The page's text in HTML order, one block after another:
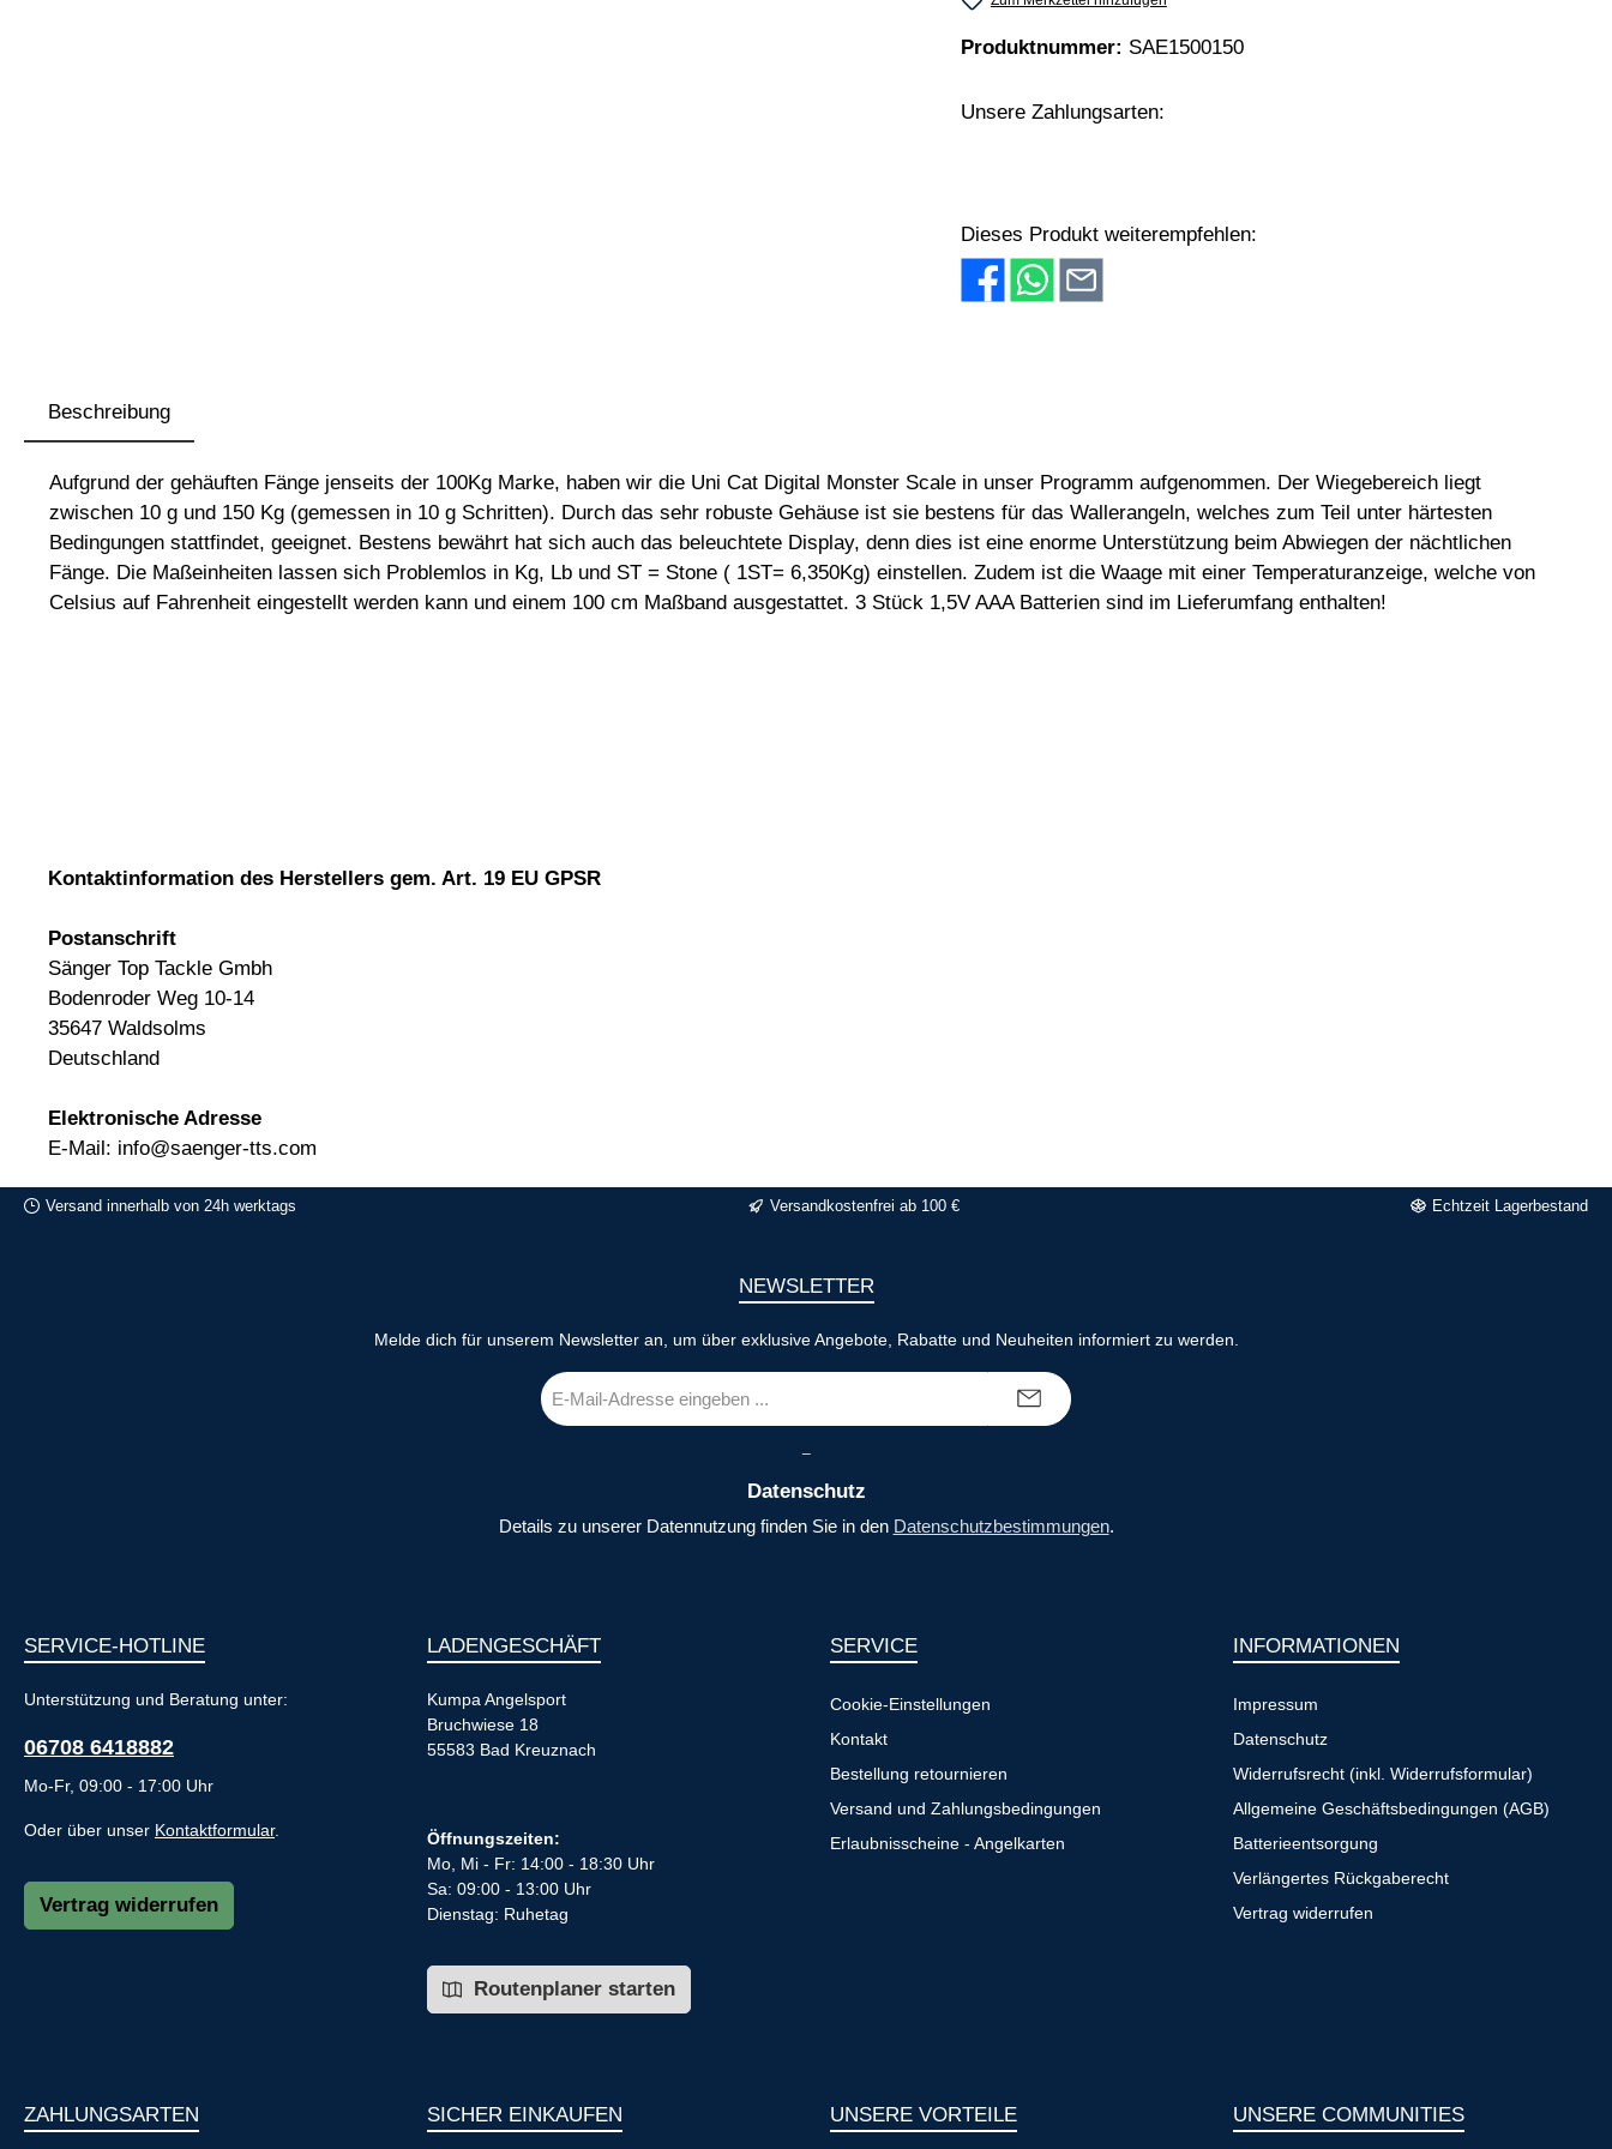
Produktnummer: SAE1500150
Unsere Zahlungsarten:
Dieses Produkt weiterempfehlen:
Beschreibung
Aufgrund der gehäuften Fänge jenseits der 100Kg Marke, haben wir die Uni Cat Digital Monster Scale in unser Programm aufgenommen. Der Wiegebereich liegt
zwischen 10 g und 150 Kg (gemessen in 10 g Schritten). Durch das sehr robuste Gehäuse ist sie bestens für das Wallerangeln, welches zum Teil unter härtesten
Bedingungen stattfindet, geeignet. Bestens bewährt hat sich auch das beleuchtete Display, denn dies ist eine enorme Unterstützung beim Abwiegen der nächtlichen
Fänge. Die Maßeinheiten lassen sich Problemlos in Kg, Lb und ST = Stone ( 1ST= 6,350Kg) einstellen. Zudem ist die Waage mit einer Temperaturanzeige, welche von
Celsius auf Fahrenheit eingestellt werden kann und einem 100 cm Maßband ausgestattet. 3 Stück 1,5V AAA Batterien sind im Lieferumfang enthalten!
Kontaktinformation des Herstellers gem. Art. 19 EU GPSR
Postanschrift
Sänger Top Tackle Gmbh
Bodenroder Weg 10-14
35647 Waldsolms
Deutschland
Elektronische Adresse
E-Mail: info@saenger-tts.com
Versand innerhalb von 24h werktags Versandkostenfrei ab 100 € Echtzeit Lagerbestand
NEWSLETTER
Melde dich für unserem Newsletter an, um über exklusive Angebote, Rabatte und Neuheiten informiert zu werden.
E-
Mail-
Datenschutz
Details zu unserer Datennutzung finden Sie in den Datenschutzbestimmungen.
SERVICE-HOTLINE
Unterstützung und Beratung unter:
06708 6418882
Mo-Fr, 09:00 - 17:00 Uhr
Oder über unser Kontaktformular.
Vertrag widerrufen
LADENGESCHÄFT
Kumpa Angelsport
Bruchwiese 18
55583 Bad Kreuznach
Öffnungszeiten:
Mo, Mi - Fr: 14:00 - 18:30 Uhr
Sa: 09:00 - 13:00 Uhr
Dienstag: Ruhetag
Routenplaner starten
SERVICE
Cookie-Einstellungen
Kontakt
Bestellung retournieren
Versand und Zahlungsbedingungen
Erlaubnisscheine - Angelkarten
INFORMATIONEN
Impressum
Datenschutz
Widerrufsrecht (inkl. Widerrufsformular)
Allgemeine Geschäftsbedingungen (AGB)
Batterieentsorgung
Verlängertes Rückgaberecht
Vertrag widerrufen
ZAHLUNGSARTEN SICHER EINKAUFEN UNSERE VORTEILE UNSERE COMMUNITIES